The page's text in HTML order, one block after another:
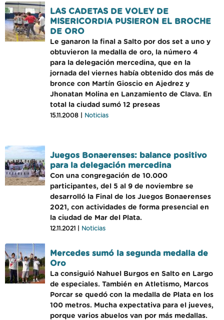
LAS CADETAS DE VOLEY DE
MISERICORDIA PUSIERON EL BROCHE
DE ORO
Le ganaron la final a Salto por dos set a uno y
obtuvieron la medalla de oro, la número 4
para la delegación mercedina, que en la
jornada del viernes había obtenido dos más de
bronce con Martín Gioscio en Ajedrez y
Jhonatan Molina en Lanzamiento de Clava. En
total la ciudad sumó 12 preseas
15.11.2008 | Noticias
Juegos Bonaerenses: balance positivo
para la delegación mercedina
Con una congregación de 10.000
participantes, del 5 al 9 de noviembre se
desarrolló la Final de los Juegos Bonaerenses
2021, con actividades de forma presencial en
la ciudad de Mar del Plata.
12.11.2021 | Noticias
Mercedes sumó la segunda medalla de
Oro
La consiguió Nahuel Burgos en Salto en Largo
de especiales. También en Atletismo, Marcos
Porcar se quedó con la medalla de Plata en los
100 metros. Mucha expectativa para el jueves,
porque varios abuelos van por más medallas.